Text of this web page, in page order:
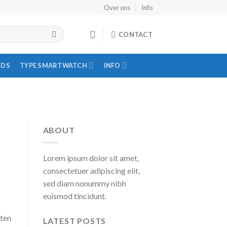
Over ons Info
CONTACT
TYPE SMARTWATCH INFO
ABOUT
Lorem ipsum dolor sit amet,
consectetuer adipiscing elit,
sed diam nonummy nibh
euismod tincidunt.
LATEST POSTS